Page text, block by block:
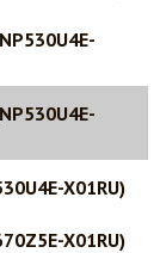
X01RU)
X01RU)